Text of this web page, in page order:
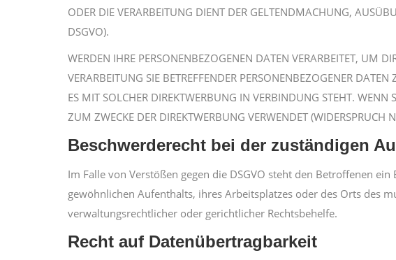
ODER DIE VERARBEITUNG DIENT DER GELTENDMACHUNG,
DSGVO).
WERDEN IHRE PERSONENBEZOGENEN DATEN VERARBEITET, UM
VERARBEITUNG SIE BETREFFENDER PERSONENBEZOGENER
ES MIT SOLCHER DIREKTWERBUNG IN VERBINDUNG STEHT.
ZUM ZWECKE DER DIREKTWERBUNG VERWENDET (WIDERSPRUCH
Beschwerderecht bei der zuständigen
Im Falle von Verstößen gegen die DSGVO steht den Betroffenen
gewöhnlichen Aufenthalts, ihres Arbeitsplatzes oder des Orts des
verwaltungsrechtlicher oder gerichtlicher Rechtsbehelfe.
Recht auf Datenübertragbarkeit